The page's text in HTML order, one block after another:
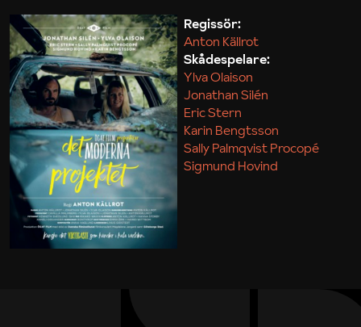
Maja Kekonius
Regissör:
Anton Källrot
Skådespelare:
Ylva Olaison
Jonathan Silén
Eric Stern
Karin Bengtsson
Sally Palmqvist Procopé
Sigmund Hovind